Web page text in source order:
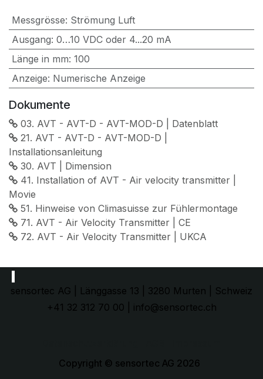
Messgrösse: Strömung Luft
Ausgang: 0…10 VDC oder 4...20 mA
Länge in mm: 100
Anzeige: Numerische Anzeige
Dokumente
03. AVT - AVT-D - AVT-MOD-D | Datenblatt
21. AVT - AVT-D - AVT-MOD-D |
Installationsanleitung
30. AVT | Dimension
41. Installation of AVT - Air velocity transmitter |
Movie
51. Hinweise von Climasuisse zur Fühlermontage
71. AVT - Air Velocity Transmitter | CE
72. AVT - Air Velocity Transmitter | UKCA
sensortec AG | Länggasse 13 | 3280 Murten | Schweiz
+41 32 312 70 00 | info@sensortec.ch
Copyright © sensortec AG 2026